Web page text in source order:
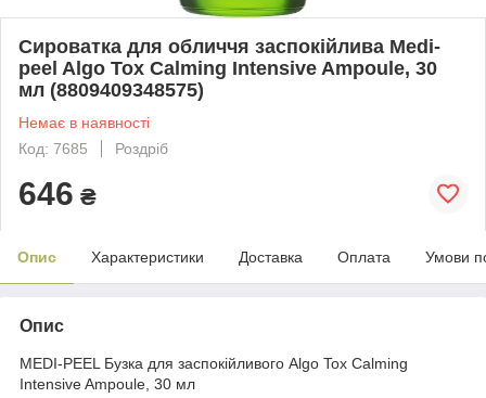
Сироватка для обличчя заспокійлива Medi-
peel Algo Tox Calming Intensive Ampoule, 30
мл (8809409348575)
Немає в наявності
Код: 7685
Роздріб
646 ₴
Опис Характеристики Доставка Оплата Умови
Опис
MEDI-PEEL Бузка для заспокійливого Algo Tox Calming
Intensive Ampoule, 30 мл